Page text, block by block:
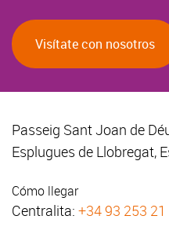
Visítate con nosotros
Passeig Sant Joan de
Esplugues de Llobregat,
Cómo llegar
Centralita: +34 93 253